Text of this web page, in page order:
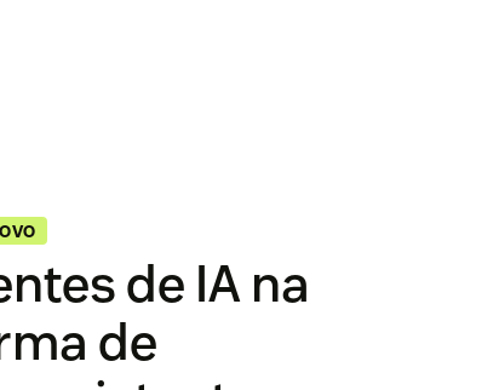
de IA na
de